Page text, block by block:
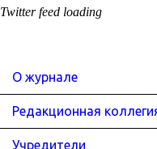
Twitter feed loading
О журнале
Редакционная
Учредители